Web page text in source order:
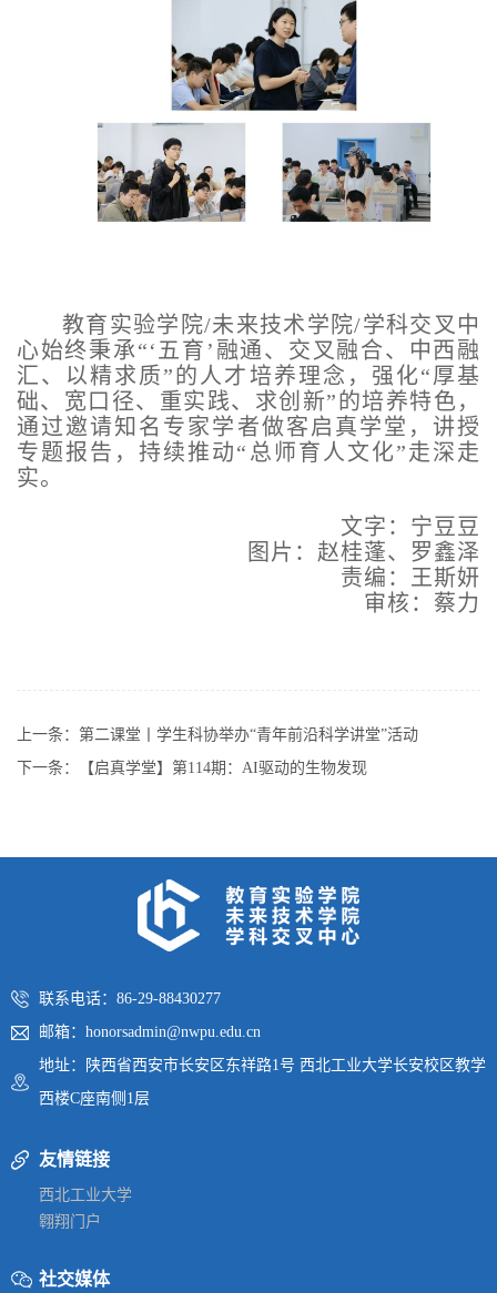
教育实验学院/未来技术学院/学科交叉中
心始终秉承“‘五育’融通、交叉融合、中西融
汇、以精求质”的人才培养理念，强化“厚基
础、宽口径、重实践、求创新”的培养特色，
通过邀请知名专家学者做客启真学堂，讲授
专题报告，持续推动“总师育人文化”走深走
实。
文字：宁豆豆
图片：赵桂蓬、罗鑫泽
责编：王斯妍
审核：蔡力
上一条： 第二课堂丨学生科协举办“青年前沿科学讲堂”活动
下一条：
【启真学堂】第114期：AI驱动的生物发现
联系电话：86-29-88430277
邮箱：honorsadmin@nwpu.edu.cn
地址：陕西省西安市长安区东祥路1号 西北工业大学长安校区教学
西楼C座南侧1层
友情链接
西北工业大学
翱翔门户
社交媒体